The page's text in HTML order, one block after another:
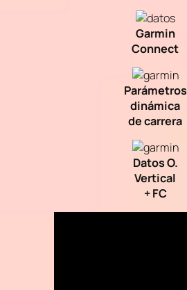
Garmin
Connect
Parámetros
dinámica
de carrera
Datos O.
Vertical
+ FC